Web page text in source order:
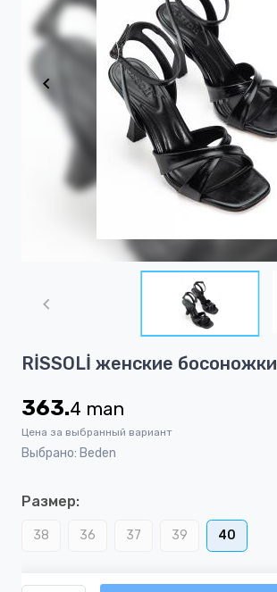
1
15
RİSSOLİ женские босоножки
363.4 man
Цена за выбранный вариант
Выбрано: Beden
Размер:
38 36 37 39 40